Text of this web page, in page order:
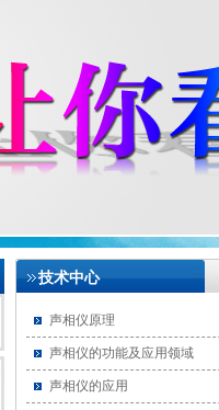
技术中心
声相仪原理
声相仪的功能及应用领域
声相仪的应用